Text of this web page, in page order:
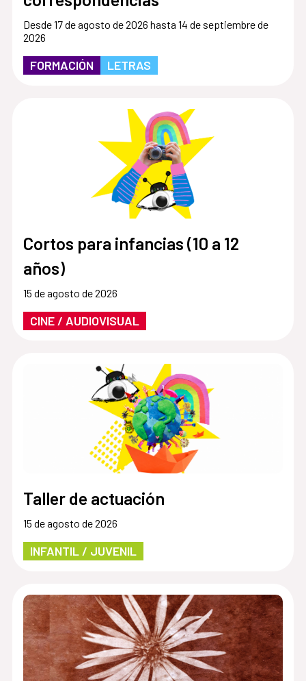
Desde 17 de agosto de 2026 hasta 14 de septiembre de
2026
FORMACIÓN LETRAS
Cortos para infancias (10 a 12
años)
15 de agosto de 2026
CINE / AUDIOVISUAL
Taller de actuación
15 de agosto de 2026
INFANTIL / JUVENIL